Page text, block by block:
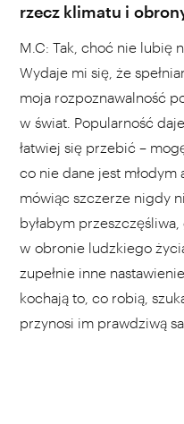
rzecz klimatu i
M.C: Tak, choć nie lubię
Wydaje mi się, że
moja rozpoznawalność
w świat. Popularność
łatwiej się przebić –
co nie dane jest młodym
mówiąc szczerze nigdy
byłabym
w obronie ludzkiego
zupełnie inne
kochają to, co robią,
przynosi im prawdziwą